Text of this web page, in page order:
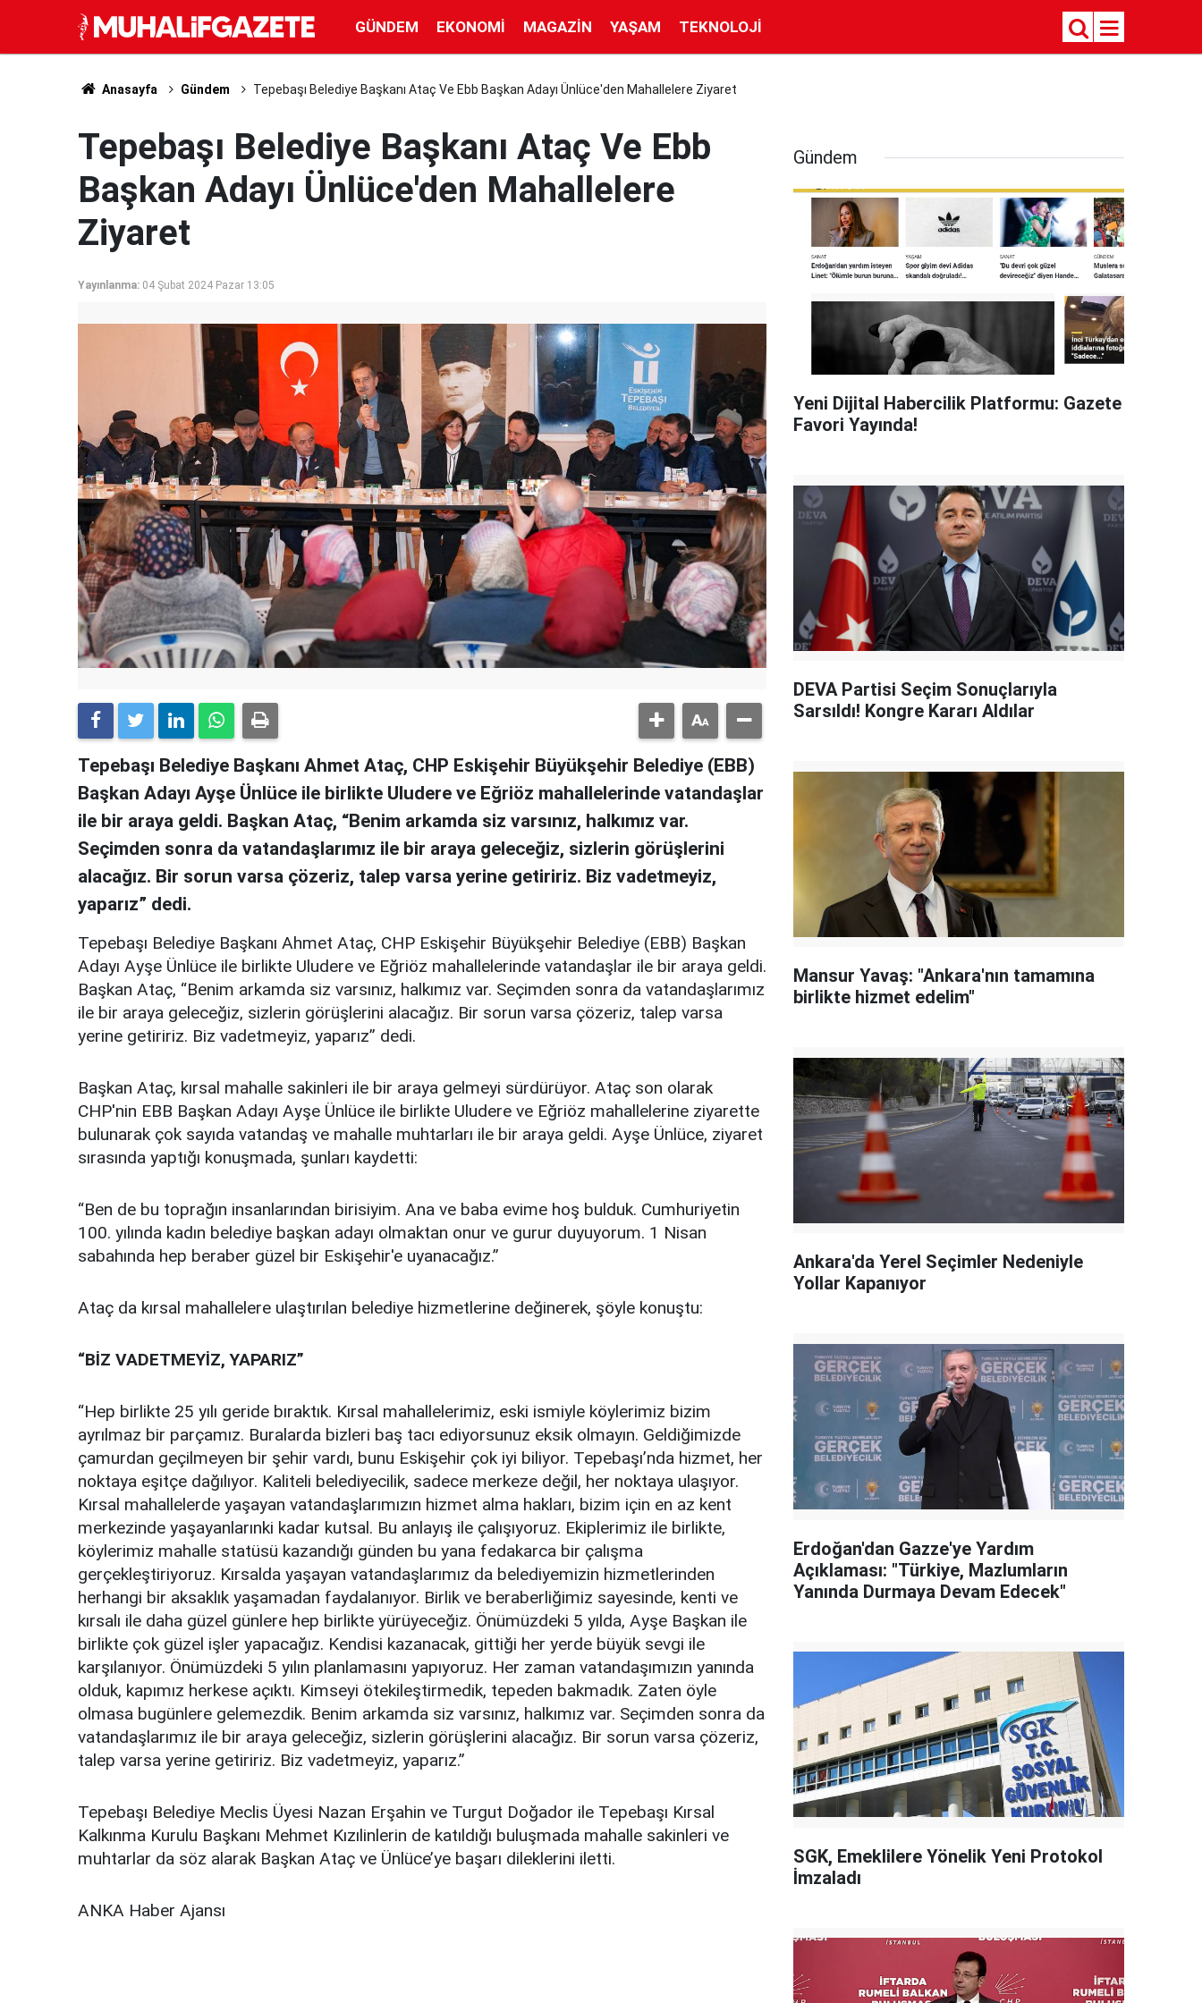
GÜNDEM EKONOMI MAGAZIN YAŞAM TEKNOLOJI
Anasayfa Gündem Tepebaşı Belediye Başkanı Ataç Ve Ebb Başkan Adayı Ünlüce'den Mahallelere Ziyaret
Tepebaşı Belediye Başkanı Ataç Ve Ebb
Başkan Adayı Ünlüce'den Mahallelere
Ziyaret
Yayınlanma: 04 Şubat 2024 Pazar 13:05
Tepebaşı Belediye Başkanı Ahmet Ataç, CHP Eskişehir Büyükşehir Belediye (EBB)
Başkan Adayı Ayşe Ünlüce ile birlikte Uludere ve Eğriöz mahallelerinde vatandaşlar
ile bir araya geldi. Başkan Ataç, “Benim arkamda siz varsınız, halkımız var.
Seçimden sonra da vatandaşlarımız ile bir araya geleceğiz, sizlerin görüşlerini
alacağız. Bir sorun varsa çözeriz, talep varsa yerine getiririz. Biz vadetmeyiz,
yaparız” dedi.
Tepebaşı Belediye Başkanı Ahmet Ataç, CHP Eskişehir Büyükşehir Belediye (EBB) Başkan
Adayı Ayşe Ünlüce ile birlikte Uludere ve Eğriöz mahallelerinde vatandaşlar ile bir araya geldi.
Başkan Ataç, “Benim arkamda siz varsınız, halkımız var. Seçimden sonra da vatandaşlarımız
ile bir araya geleceğiz, sizlerin görüşlerini alacağız. Bir sorun varsa çözeriz, talep varsa
yerine getiririz. Biz vadetmeyiz, yaparız” dedi.
Başkan Ataç, kırsal mahalle sakinleri ile bir araya gelmeyi sürdürüyor. Ataç son olarak
CHP'nin EBB Başkan Adayı Ayşe Ünlüce ile birlikte Uludere ve Eğriöz mahallelerine ziyarette
bulunarak çok sayıda vatandaş ve mahalle muhtarları ile bir araya geldi. Ayşe Ünlüce, ziyaret
sırasında yaptığı konuşmada, şunları kaydetti:
“Ben de bu toprağın insanlarından birisiyim. Ana ve baba evime hoş bulduk. Cumhuriyetin
100. yılında kadın belediye başkan adayı olmaktan onur ve gurur duyuyorum. 1 Nisan
sabahında hep beraber güzel bir Eskişehir'e uyanacağız.”
Ataç da kırsal mahallelere ulaştırılan belediye hizmetlerine değinerek, şöyle konuştu:
“BİZ VADETMEYİZ, YAPARIZ”
“Hep birlikte 25 yılı geride bıraktık. Kırsal mahallelerimiz, eski ismiyle köylerimiz bizim
ayrılmaz bir parçamız. Buralarda bizleri baş tacı ediyorsunuz eksik olmayın. Geldiğimizde
çamurdan geçilmeyen bir şehir vardı, bunu Eskişehir çok iyi biliyor. Tepebaşı’nda hizmet, her
noktaya eşitçe dağılıyor. Kaliteli belediyecilik, sadece merkeze değil, her noktaya ulaşıyor.
Kırsal mahallelerde yaşayan vatandaşlarımızın hizmet alma hakları, bizim için en az kent
merkezinde yaşayanlarınki kadar kutsal. Bu anlayış ile çalışıyoruz. Ekiplerimiz ile birlikte,
köylerimiz mahalle statüsü kazandığı günden bu yana fedakarca bir çalışma
gerçekleştiriyoruz. Kırsalda yaşayan vatandaşlarımız da belediyemizin hizmetlerinden
herhangi bir aksaklık yaşamadan faydalanıyor. Birlik ve beraberliğimiz sayesinde, kenti ve
kırsalı ile daha güzel günlere hep birlikte yürüyeceğiz. Önümüzdeki 5 yılda, Ayşe Başkan ile
birlikte çok güzel işler yapacağız. Kendisi kazanacak, gittiği her yerde büyük sevgi ile
karşılanıyor. Önümüzdeki 5 yılın planlamasını yapıyoruz. Her zaman vatandaşımızın yanında
olduk, kapımız herkese açıktı. Kimseyi ötekileştirmedik, tepeden bakmadık. Zaten öyle
olmasa bugünlere gelemezdik. Benim arkamda siz varsınız, halkımız var. Seçimden sonra da
vatandaşlarımız ile bir araya geleceğiz, sizlerin görüşlerini alacağız. Bir sorun varsa çözeriz,
talep varsa yerine getiririz. Biz vadetmeyiz, yaparız.”
Tepebaşı Belediye Meclis Üyesi Nazan Erşahin ve Turgut Doğador ile Tepebaşı Kırsal
Kalkınma Kurulu Başkanı Mehmet Kızılinlerin de katıldığı buluşmada mahalle sakinleri ve
muhtarlar da söz alarak Başkan Ataç ve Ünlüce’ye başarı dileklerini iletti.
ANKA Haber Ajansı
Gündem
Yeni Dijital Habercilik Platformu: Gazete
Favori Yayında!
DEVA Partisi Seçim Sonuçlarıyla
Sarsıldı! Kongre Kararı Aldılar
Mansur Yavaş: "Ankara'nın tamamına
birlikte hizmet edelim"
Ankara'da Yerel Seçimler Nedeniyle
Yollar Kapanıyor
Erdoğan'dan Gazze'ye Yardım
Açıklaması: "Türkiye, Mazlumların
Yanında Durmaya Devam Edecek"
SGK, Emeklilere Yönelik Yeni Protokol
İmzaladı